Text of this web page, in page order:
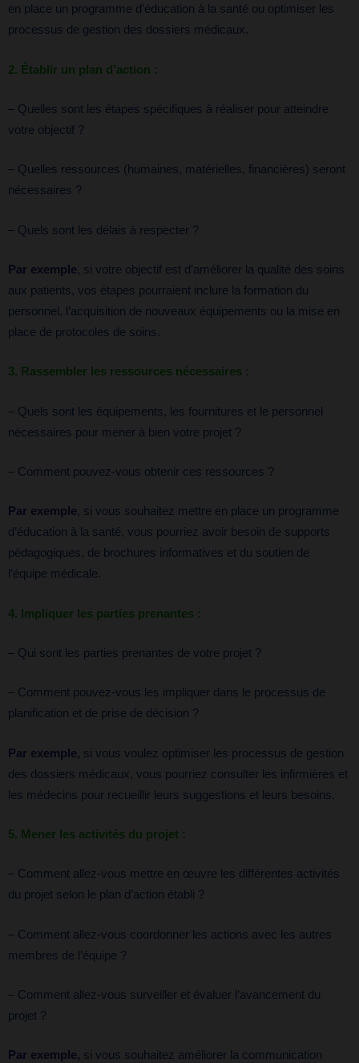
en place un programme d’éducation à la santé ou optimiser les
processus de gestion des dossiers médicaux.
2. Établir un plan d’action :
– Quelles sont les étapes spécifiques à réaliser pour atteindre
votre objectif ?
– Quelles ressources (humaines, matérielles, financières) seront
nécessaires ?
– Quels sont les délais à respecter ?
Par exemple, si votre objectif est d’améliorer la qualité des soins
aux patients, vos étapes pourraient inclure la formation du
personnel, l’acquisition de nouveaux équipements ou la mise en
place de protocoles de soins.
3. Rassembler les ressources nécessaires :
– Quels sont les équipements, les fournitures et le personnel
nécessaires pour mener à bien votre projet ?
– Comment pouvez-vous obtenir ces ressources ?
Par exemple, si vous souhaitez mettre en place un programme
d’éducation à la santé, vous pourriez avoir besoin de supports
pédagogiques, de brochures informatives et du soutien de
l’équipe médicale.
4. Impliquer les parties prenantes :
– Qui sont les parties prenantes de votre projet ?
– Comment pouvez-vous les impliquer dans le processus de
planification et de prise de décision ?
Par exemple, si vous voulez optimiser les processus de gestion
des dossiers médicaux, vous pourriez consulter les infirmières et
les médecins pour recueillir leurs suggestions et leurs besoins.
5. Mener les activités du projet :
– Comment allez-vous mettre en œuvre les différentes activités
du projet selon le plan d’action établi ?
– Comment allez-vous coordonner les actions avec les autres
membres de l’équipe ?
– Comment allez-vous surveiller et évaluer l’avancement du
projet ?
Par exemple, si vous souhaitez améliorer la communication